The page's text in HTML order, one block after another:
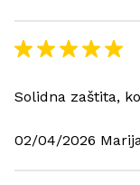
Solidna zaštita,
02/04/2026